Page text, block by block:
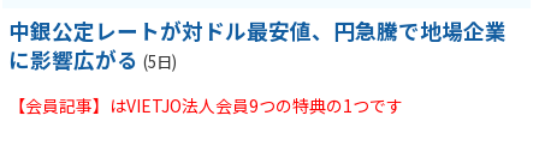
中銀公定レートが対ドル最安値、円急騰で地場企業
に影響広がる (5日)
【会員記事】はVIETJO法人会員9つの特典の1つです